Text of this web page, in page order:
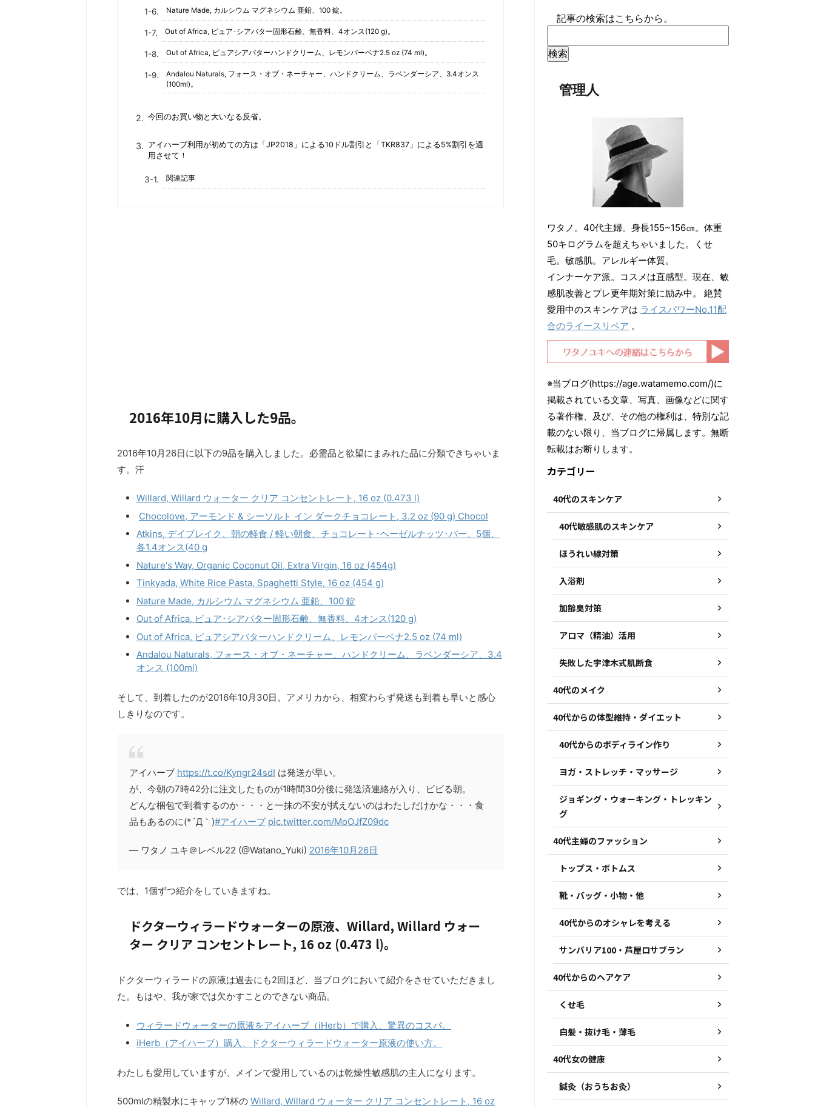
Nature Made, カルシウム マグネシウム 亜鉛、100 錠。
Out of Africa, ピュア･シアバター固形石鹸、無香料、4オンス(120 g)。
Out of Africa, ピュアシアバターハンドクリーム、レモンバーベナ2.5 oz (74 ml)。
Andalou Naturals, フォース・オブ・ネーチャー、ハンドクリーム、ラベンダーシア、3.4オンス
(100ml)。
今回のお買い物と大いなる反省。
アイハーブ利用が初めての方は「JP2018」による10ドル割引と「TKR837」による5%割引を適
用させて！
関連記事
2016年10月に購入した9品。
2016年10月26日に以下の9品を購入しました。必需品と欲望にまみれた品に分類できちゃいま
す。汗
Willard, Willard ウォーター クリア コンセントレート, 16 oz (0.473 l)
Chocolove, アーモンド & シーソルト イン ダークチョコレート, 3.2 oz (90 g) Chocol
Atkins, デイブレイク、朝の軽食 / 軽い朝食、チョコレート･ヘーゼルナッツ･バー、5個、
各1.4オンス(40 g
Nature's Way, Organic Coconut Oil, Extra Virgin, 16 oz (454g)
Tinkyada, White Rice Pasta, Spaghetti Style, 16 oz (454 g)
Nature Made, カルシウム マグネシウム 亜鉛、100 錠
Out of Africa, ピュア･シアバター固形石鹸、無香料、4オンス(120 g)
Out of Africa, ピュアシアバターハンドクリーム、レモンバーベナ2.5 oz (74 ml)
Andalou Naturals, フォース・オブ・ネーチャー、ハンドクリーム、ラベンダーシア、3.4
オンス (100ml)
そして、到着したのが2016年10月30日。アメリカから、相変わらず発送も到着も早いと感心
しきりなのです。
アイハーブ https://t.co/Kyngr24sdI は発送が早い。
が、今朝の7時42分に注文したものが1時間30分後に発送済連絡が入り、ビビる朝。
どんな梱包で到着するのか・・・と一抹の不安が拭えないのはわたしだけかな・・・食
品もあるのに(*´Д｀)#アイハーブ pic.twitter.com/MoOJfZ09dc
— ワタノ ユキ＠レベル22 (@Watano_Yuki) 2016年10月26日
では、1個ずつ紹介をしていきますね。
ドクターウィラードウォーターの原液、Willard, Willard ウォー
ター クリア コンセントレート, 16 oz (0.473 l)。
ドクターウィラードの原液は過去にも2回ほど、当ブログにおいて紹介をさせていただきまし
た。もはや、我が家では欠かすことのできない商品。
ウィラードウォーターの原液をアイハーブ（iHerb）で購入、驚異のコスパ。
iHerb（アイハーブ）購入、ドクターウィラードウォーター原液の使い方。
わたしも愛用していますが、メインで愛用しているのは乾燥性敏感肌の主人になります。
500mlの精製水にキャップ1杯の Willard, Willard ウォーター クリア コンセントレート, 16 oz
記事の検索はこちらから。
管理人
ワタノ。40代主婦。身長155~156㎝。体重
50キログラムを超えちゃいました。くせ
毛。敏感肌。アレルギー体質。
インナーケア派。コスメは直感型。現在、敏
感肌改善とプレ更年期対策に励み中。 絶賛
愛用中のスキンケアは ライスパワーNo.11配
合のライースリペア 。
※当ブログ(https://age.watamemo.com/)に
掲載されている文章、写真、画像などに関す
る著作権、及び、その他の権利は、特別な記
載のない限り、当ブログに帰属します。無断
転載はお断りします。
カテゴリー
40代のスキンケア
40代敏感肌のスキンケア
ほうれい線対策
入浴剤
加齢臭対策
アロマ（精油）活用
失敗した宇津木式肌断食
40代のメイク
40代からの体型維持・ダイエット
40代からのボディライン作り
ヨガ・ストレッチ・マッサージ
ジョギング・ウォーキング・トレッキン
グ
40代主婦のファッション
トップス・ボトムス
靴・バッグ・小物・他
40代からのオシャレを考える
サンバリア100・芦屋ロサブラン
40代からのヘアケア
くせ毛
白髪・抜け毛・薄毛
40代女の健康
鍼灸（おうちお灸）